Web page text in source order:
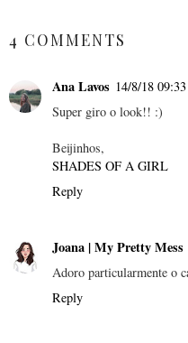
4 COMMENTS
Ana Lavos 14/8/18 09:33
Super giro o look!! :)
Beijinhos,
SHADES OF A GIRL
Reply
Joana | My Pretty Mess
Adoro particularmente o
Reply